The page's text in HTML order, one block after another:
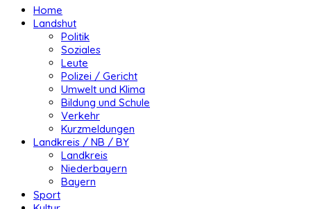
Home
Landshut
Politik
Soziales
Leute
Polizei / Gericht
Umwelt und Klima
Bildung und Schule
Verkehr
Kurzmeldungen
Landkreis / NB / BY
Landkreis
Niederbayern
Bayern
Sport